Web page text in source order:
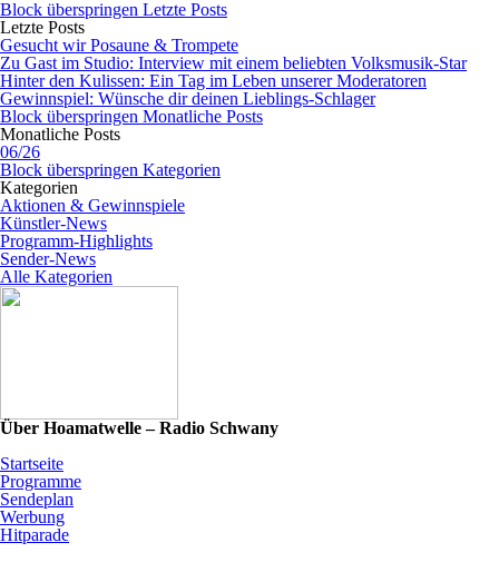
Block überspringen Letzte Posts
Letzte Posts
Gesucht wir Posaune & Trompete
Zu Gast im Studio: Interview mit einem beliebten Volksmusik-Star
Hinter den Kulissen: Ein Tag im Leben unserer Moderatoren
Gewinnspiel: Wünsche dir deinen Lieblings-Schlager
Block überspringen Monatliche Posts
Monatliche Posts
06/26
Block überspringen Kategorien
Kategorien
Aktionen & Gewinnspiele
Künstler-News
Programm-Highlights
Sender-News
Alle Kategorien
Über Hoamatwelle – Radio Schwany
Startseite
Programme
Sendeplan
Werbung
Hitparade